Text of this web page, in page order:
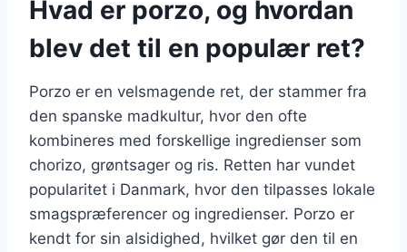
Hvad er porzo, og hvordan
blev det til en populær ret?
Porzo er en velsmagende ret, der stammer fra
den spanske madkultur, hvor den ofte
kombineres med forskellige ingredienser som
chorizo, grøntsager og ris. Retten har vundet
popularitet i Danmark, hvor den tilpasses lokale
smagspræferencer og ingredienser. Porzo er
kendt for sin alsidighed, hvilket gør den til en